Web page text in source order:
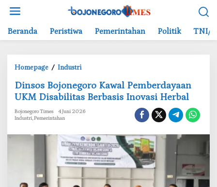
Beranda Peristiwa Pemerintahan Politik TNI/
Homepage / Industri
i
n
s
B
o
j
‎Dinsos Bojonegoro Kawal Pemberdayaan
UKM Disabilitas Berbasis Inovasi Herbal
Bojonegoro Times
4 Juni 2026
Industri,Pemerintahan